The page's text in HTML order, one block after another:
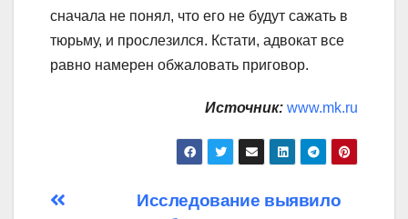
сначала не понял, что его не будут сажать в
тюрьму, и прослезился. Кстати, адвокат все
равно намерен обжаловать приговор.
Источник: www.mk.ru
НавигацияИсследование выявило